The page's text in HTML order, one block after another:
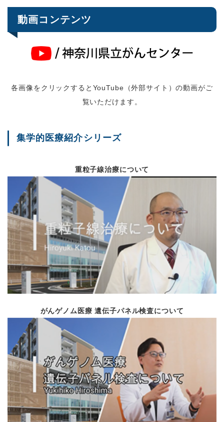
Vol91 令和6年12月
新たに保険収載され
手術支援ロボット2台
等
新年度のご挨拶
Vol.89
市民公開講座
総長表彰報告
イベント報告
Vol.88 令和5年12月
学会参加報告
診療科紹介
イベント報告
令がん遺伝診療にAI
Vol.87
病院長就任のご挨拶
新任のご紹介
令和４年度患者満足
Vol.86 令和５年３月
市民公開講座開催報告
学会参加報告
診療科紹介
動画コンテンツ
各画像をクリックするとYouTube（外部サイト）の動画がご
覧いただけます。
集学的医療紹介シリーズ
重粒子線治療について
がんゲノム医療 遺伝子パネル検査について